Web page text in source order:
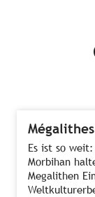
Es ist so
Morbihan
Megalithen